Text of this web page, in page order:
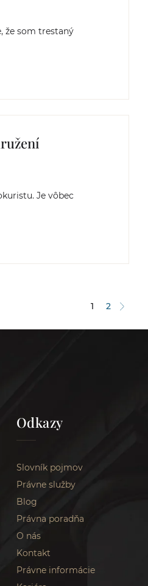
že som trestaný
Je vôbec
1 2
Odkazy
Slovník pojmov
Právne služby
Blog
Právna poradňa
O nás
Kontakt
Právne informácie